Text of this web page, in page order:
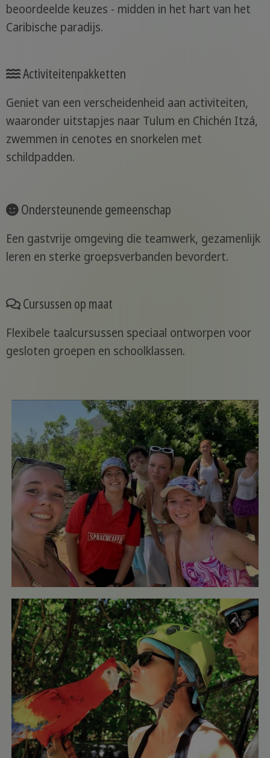
beoordeelde keuzes - midden in het hart van het
Caribische paradijs.
Activiteitenpakketten
Geniet van een verscheidenheid aan activiteiten,
waaronder uitstapjes naar Tulum en Chichén Itzá,
zwemmen in cenotes en snorkelen met
schildpadden.
Ondersteunende gemeenschap
Een gastvrije omgeving die teamwerk, gezamenlijk
leren en sterke groepsverbanden bevordert.
Cursussen op maat
Flexibele taalcursussen speciaal ontworpen voor
gesloten groepen en schoolklassen.